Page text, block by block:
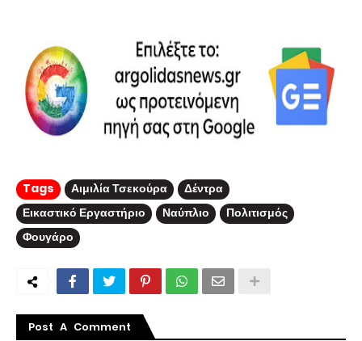
Tags Αιμιλία Τσεκούρα
Δέντρα
Εικαστικό Εργαστήριο
Ναύπλιο
Πολιτισμός
Φουγάρο
Post A Comment